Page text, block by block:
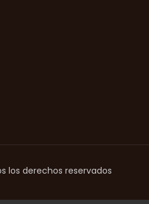
los derechos reservados